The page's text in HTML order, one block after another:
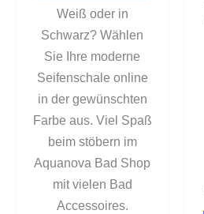
Weiß oder in
Schwarz? Wählen
Sie Ihre moderne
Seifenschale online
in der gewünschten
Farbe aus. Viel Spaß
beim stöbern im
Aquanova Bad Shop
mit vielen Bad
Accessoires.